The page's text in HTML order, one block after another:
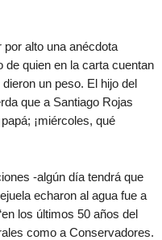
alto una anécdota
quien en la carta cuentan
un peso. El hijo del
que a Santiago Rojas
¡miércoles, qué
-algún día tendrá que
echaron al agua fue a
los últimos 50 años del
como a Conservadores.